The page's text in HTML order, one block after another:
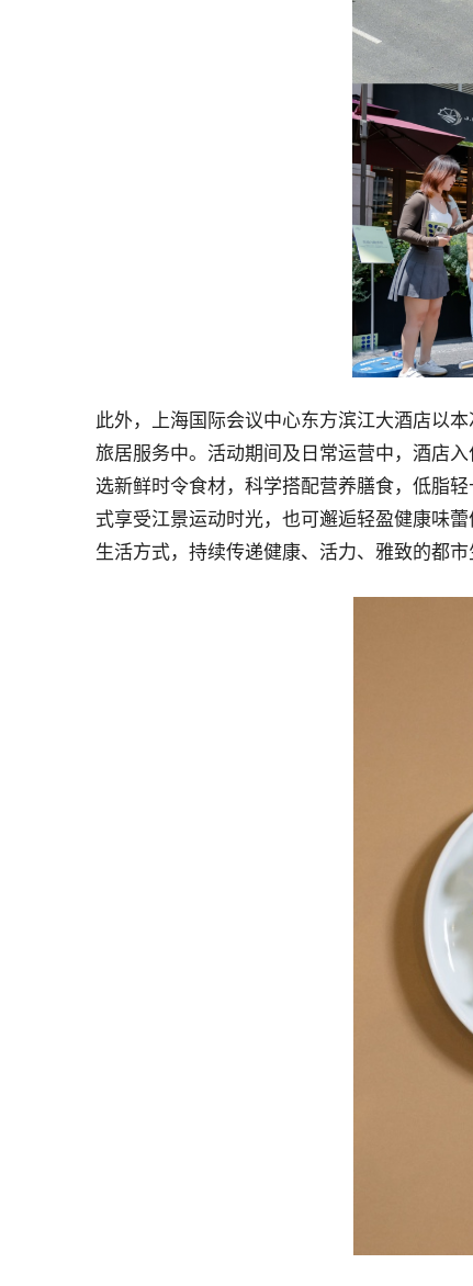
此外，上海国际会议中心东方滨江大酒店以
旅居服务中。活动期间及日常运营中，酒店
选新鲜时令食材，科学搭配营养膳食，低脂
式享受江景运动时光，也可邂逅轻盈健康味
生活方式，持续传递健康、活力、雅致的都市